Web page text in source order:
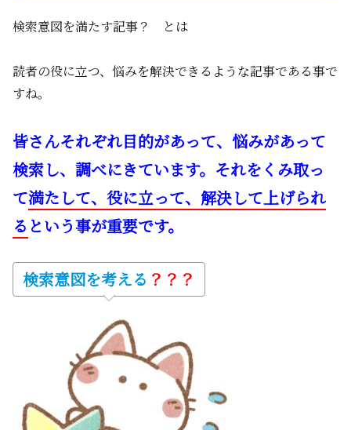
検索意図を満たす記事？ とは
読者の役に立つ、悩みを解決できるような記事である事で
すね。
皆さんそれぞれ目的があって、悩みがあって
検索し、調べにきています。それをくみ取っ
て満たして、役に立って、解決して上げられ
る という事が重要です。
検索意図を考える ？？？